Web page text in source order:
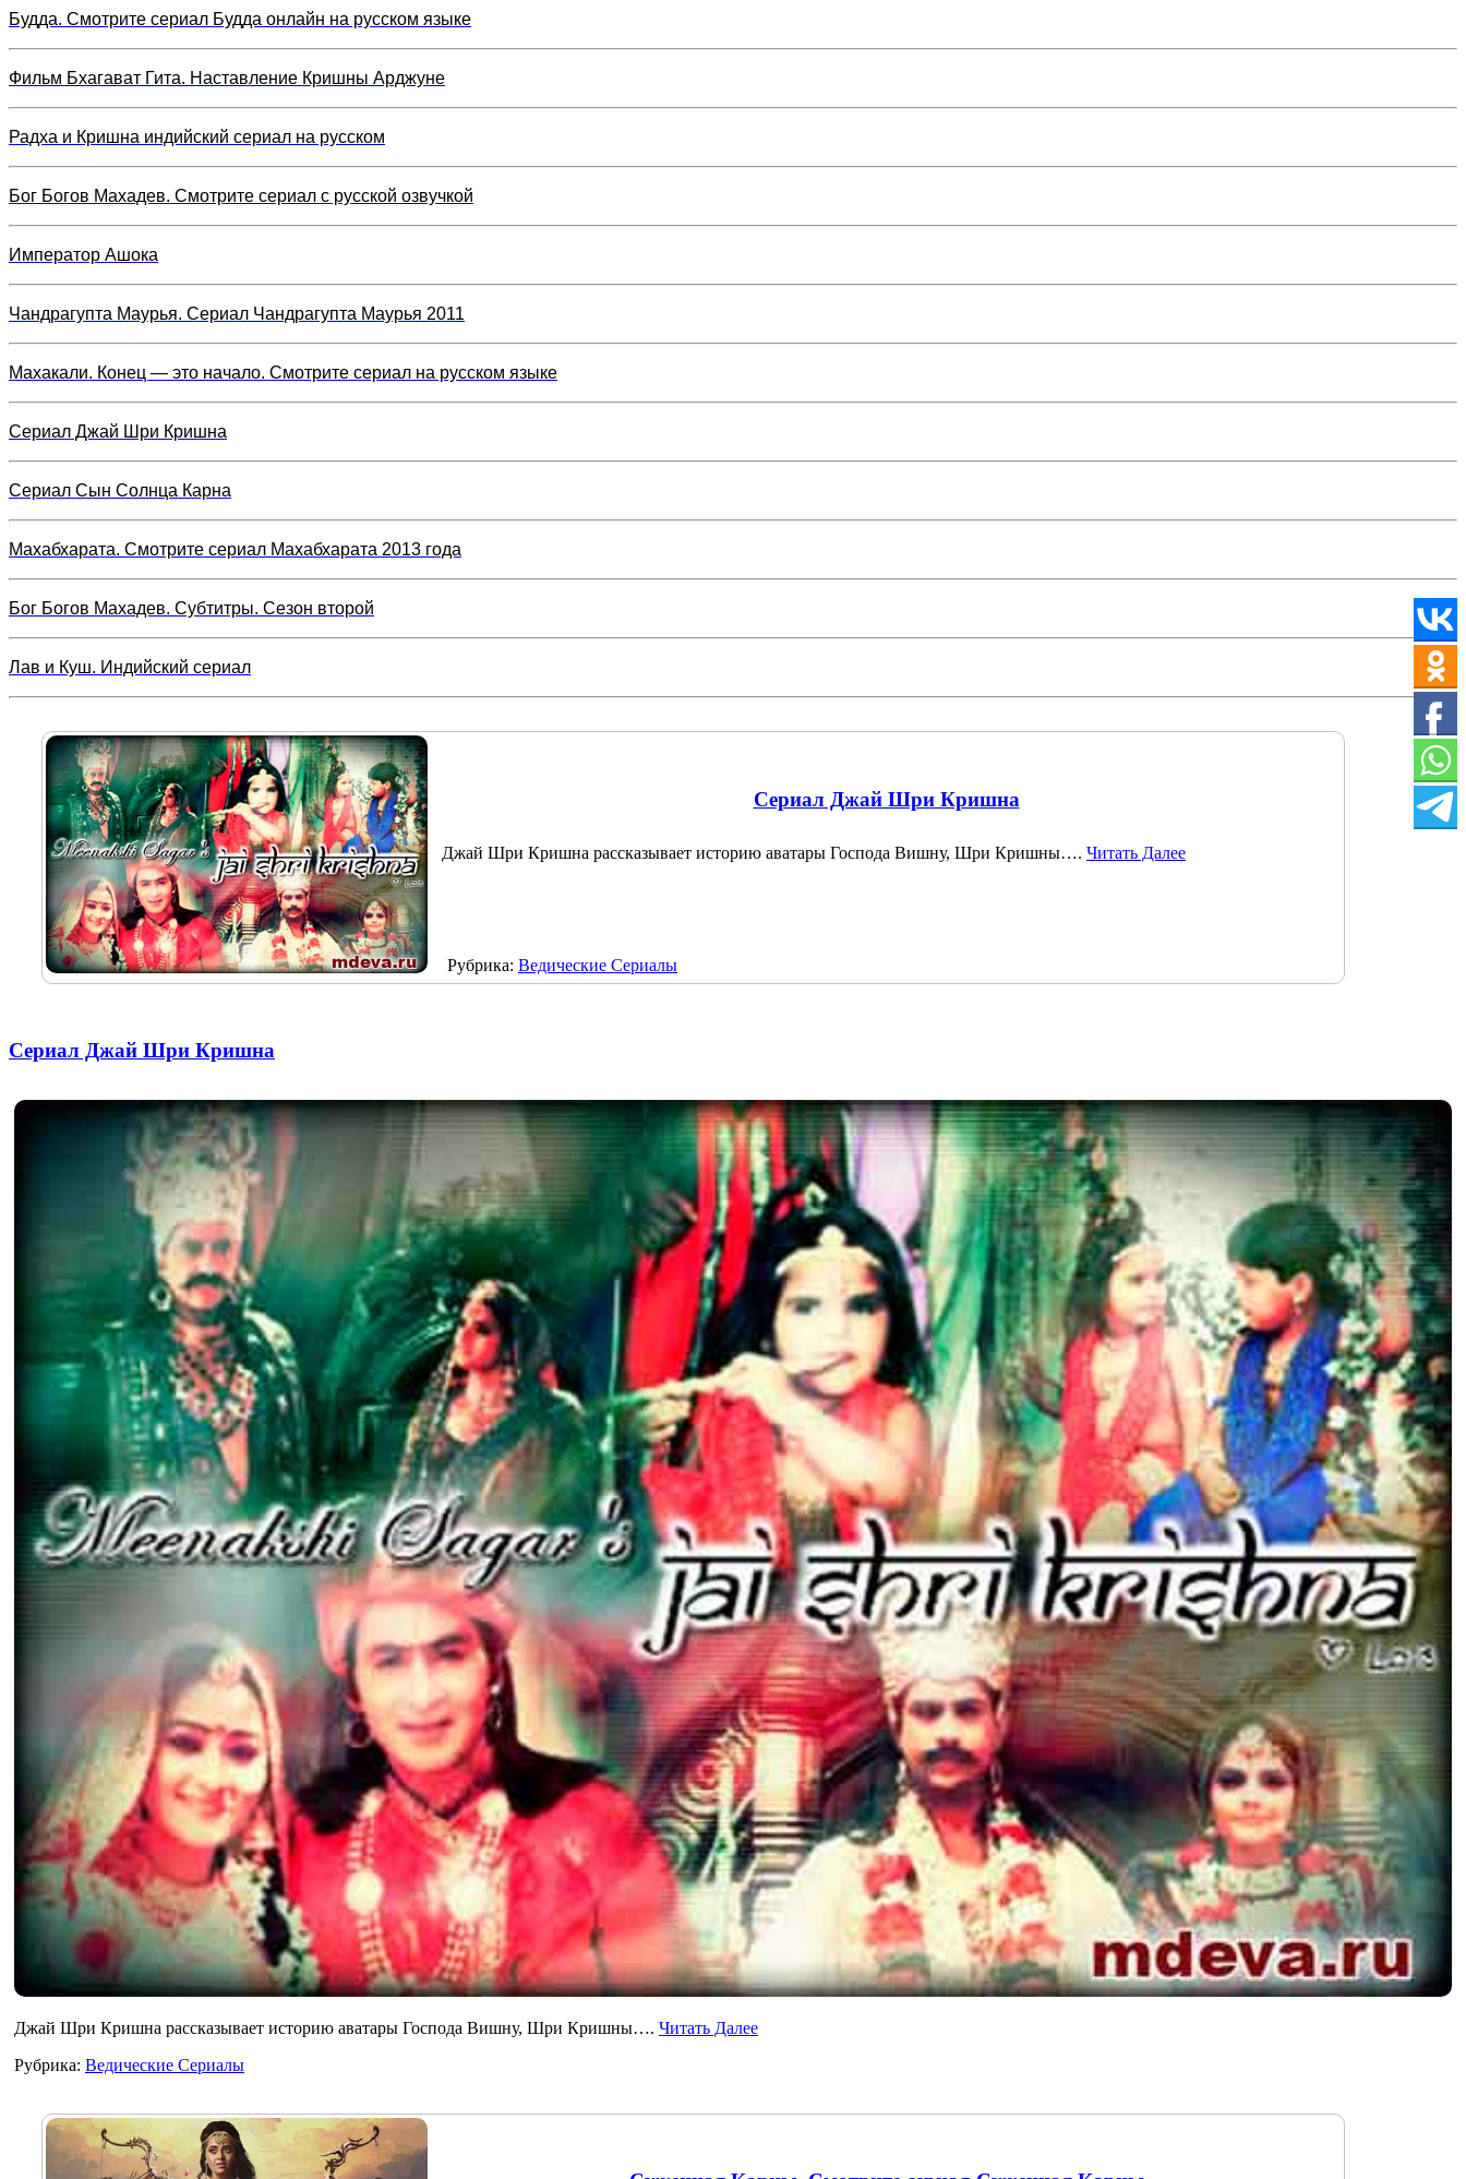
Будда. Смотрите сериал Будда онлайн на русском языке
Фильм Бхагават Гита. Наставление Кришны Арджуне
Радха и Кришна индийский сериал на русском
Бог Богов Махадев. Смотрите сериал с русской озвучкой
Император Ашока
Чандрагупта Маурья. Сериал Чандрагупта Маурья 2011
Махакали. Конец — это начало. Смотрите сериал на русском языке
Сериал Джай Шри Кришна
Сериал Сын Солнца Карна
Махабхарата. Смотрите сериал Махабхарата 2013 года
Бог Богов Махадев. Субтитры. Сезон второй
Лав и Куш. Индийский сериал
Сериал Джай Шри Кришна
Джай Шри Кришна рассказывает историю аватары Господа Вишну, Шри Кришны…. Читать Далее
Рубрика: Ведические Сериалы
Сериал Джай Шри Кришна
Джай Шри Кришна рассказывает историю аватары Господа Вишну, Шри Кришны…. Читать Далее
Рубрика: Ведические Сериалы